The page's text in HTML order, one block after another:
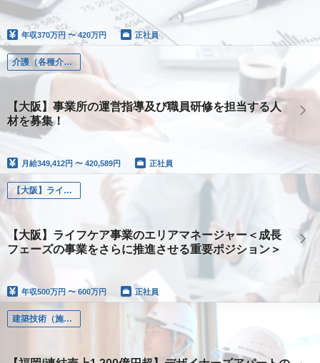
年収370万円 〜 420万円 正社員
介護（各種介護職）
【大阪】事業所の運営指導及び職員研修を担当する人
材を募集！
月給349,412円 〜 420,589円 正社員
【大阪】ライフケア事業のエリアマネージャー
【大阪】ライフケア事業のエリアマネージャー＜成長
フェーズの事業をさらに推進させる重要ポジション＞
年収500万円 〜 600万円 正社員
建築技術（施工管理、設計、土木、設備）